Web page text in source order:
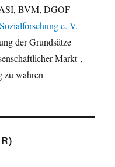
BVM, DGOF
e. V.
der Grundsätze
Markt-,
zu wahren